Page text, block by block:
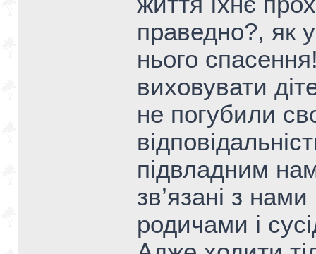
праведно?, як
нього
виховувати
не погубили
підвладним
зв’язані з
родичами і